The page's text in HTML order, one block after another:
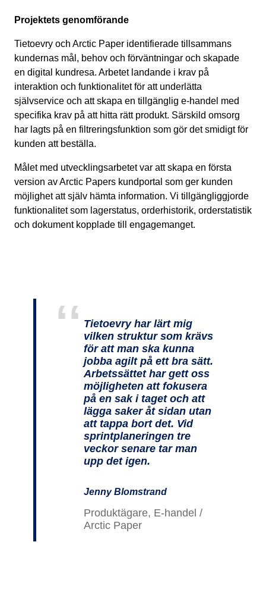
Projektets genomförande
Tietoevry och Arctic Paper identifierade tillsammans
kundernas mål , behov och förväntningar och skapade
en digital kundresa. Arbetet landande i krav på
interaktion och funktionalitet för att underlätta
självservice och att skapa en tillgänglig e-handel med
specifika krav på att hitta rätt produkt. Särskild omsorg
har lagts på en filtreringsfunktion som gör det smidigt för
kunden att beställa.
Målet med utvecklingsarbetetvar att skapa en första
version av Arctic Papers kundportal som ger kunden
möjlighet att själv hämta information. Vi tillgängliggjorde
funktionalitetsom lagerstatus, orderhistorik, orderstatistik
och dokument kopplade till engagemanget.
Tietoevry har lärt mig
vilken struktur som krävs
för att man ska kunna
jobba agilt på ett bra sätt.
Arbetssättet har gett oss
möjligheten att fokusera
på en sak i taget och att
lägga saker åt sidan utan
att tappa bort det. Vid
sprintplaneringen tre
veckor senare tar man
upp det igen.
Jenny Blomstrand
Produktägare, E-handel /
Arctic Paper